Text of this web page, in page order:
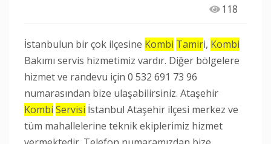
118
İstanbulun bir çok ilçesine Kombi Tamiri, Kombi
Bakımı servis hizmetimiz vardır. Diğer bölgelere
hizmet ve randevu için 0 532 691 73 96
numarasından bize ulaşabilirsiniz. Ataşehir
Kombi Servisi İstanbul Ataşehir ilçesi merkez ve
tüm mahallelerine teknik ekiplerimiz hizmet